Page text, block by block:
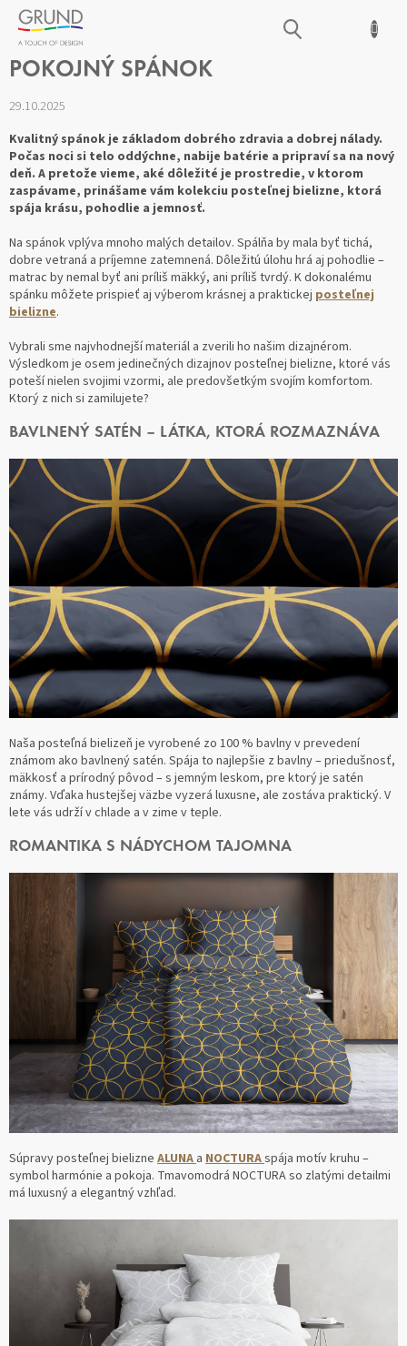
Prejsť
obsah
NÁKUPNÝ
GRUND POSTEĽNÁ BIELIZEŇ PRE
POKOJNÝ SPÁNOK
29.10.2025
Kvalitný spánok je základom dobrého zdravia a dobrej nálady.
Počas noci si telo oddýchne, nabije batérie a pripraví sa na nový
deň. A pretože vieme, aké dôležité je prostredie, v ktorom
zaspávame, prinášame vám kolekciu posteľnej bielizne, ktorá
spája krásu, pohodlie a jemnosť.
Na spánok vplýva mnoho malých detailov. Spálňa by mala byť tichá,
dobre vetraná a príjemne zatemnená. Dôležitú úlohu hrá aj pohodlie –
matrac by nemal byť ani príliš mäkký, ani príliš tvrdý. K dokonalému
spánku môžete prispieť aj výberom krásnej a praktickej posteľnej
bielizne.
Vybrali sme najvhodnejší materiál a zverili ho našim dizajnérom.
Výsledkom je osem jedinečných dizajnov posteľnej bielizne, ktoré vás
poteší nielen svojimi vzormi, ale predovšetkým svojím komfortom.
Ktorý z nich si zamilujete?
BAVLNENÝ SATÉN – LÁTKA, KTORÁ ROZMAZNÁVA
Naša posteľná bielizeň je vyrobené zo 100 % bavlny v prevedení
známom ako bavlnený satén. Spája to najlepšie z bavlny – priedušnosť,
mäkkosť a prírodný pôvod – s jemným leskom, pre ktorý je satén
známy. Vďaka hustejšej väzbe vyzerá luxusne, ale zostáva praktický. V
lete vás udrží v chlade a v zime v teple.
ROMANTIKA S NÁDYCHOM TAJOMNA
Súpravy posteľnej bielizne ALUNA a NOCTURAspája motív kruhu –
symbol harmónie a pokoja. Tmavomodrá NOCTURA so zlatými detailmi
má luxusný a elegantný vzhľad.